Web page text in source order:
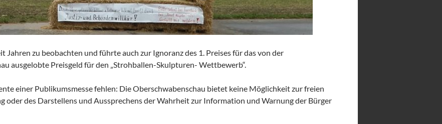
Jahren zu beobachten und führte auch zur Ignoranz des 1. Preises für das von der
ausgelobte Preisgeld für den „Strohballen-Skulpturen- Wettbewerb“.
einer Publikumsmesse fehlen: Die Oberschwabenschau bietet keine Möglichkeit zur freien
oder des Darstellens und Aussprechens der Wahrheit zur Information und Warnung der Bürger